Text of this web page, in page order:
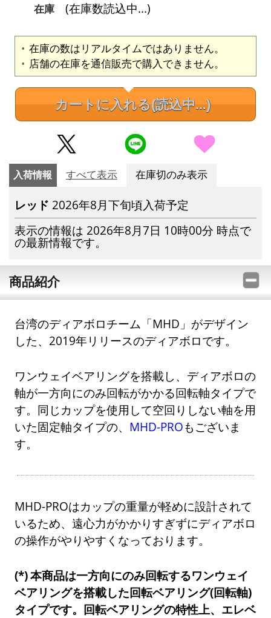
在庫
(在庫数読込中...)
在庫の数はリアルタイムではありません。
店舗の在庫を通信販売で購入できません。
カートに入れる(読込中...)
入荷情報 すべて表示 在庫切のみ表示
レッド 2026年8月下旬頃入荷予定
表示の情報は 2026年8月7日 10時00分 時点で
の最新情報です。
商品紹介
台湾のディアボロチーム「MHD」がデザイン
した、2019年リリースのディアボロです。
ワンウェイベアリングを搭載し、ディアボロの
軸が一方向にのみ回転がかかる回転軸タイプで
す。同じカップを使用して空回りしない軸を用
いた固定軸タイプの、 MHD-PROもございま
す。
MHD-PROはカップの重量が軽めに設計されて
いるため、遠心力がかかりすぎずにディアボロ
の操作がやりやすくなっております。
本商品は一方向にのみ回転するワンウェイ
ベアリングを搭載した回転ベアリング(回転軸)
タイプです。回転ベアリングの特性上、エレベ